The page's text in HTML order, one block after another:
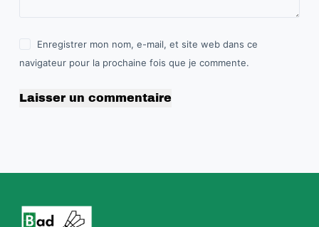
Enregistrer mon nom, e-mail, et site web dans ce
navigateur pour la prochaine fois que je commente.
Laisser un commentaire